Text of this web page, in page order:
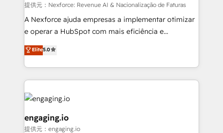
growth. 🚀 AI-Driven GTM Orchestration Unify
HubSpot with LinkedIn, WhatsApp, email, paid
media, and AI voice to drive pipeline. 🤖 AI Custom
prospecting, follow-ups, service triage, and
knowledge retrieval—built in HubSpot. ⚡ Fast-Track
advanced optimization & adoption 📍 São Paulo, BR
• Des Moines, IA • New York, NY
提供元：Nexforce: Revenue AI & Nacionalização de Faturas
A Nexforce ajuda empresas a implementar otimizar
e operar a HubSpot com mais eficiência e
previsibilidade de receita. Combinamos Revenue
Operations (RevOps) e Inteligência Artificial para
estruturar processos integrar sistemas organizar
dados e automatizar operações. O objetivo é
transformar a HubSpot em um verdadeiro sistema
operacional de receita conectando equipes
tecnologia e dados em uma operação integrada.
Também somos distribuidores oficiais da HubSpot
Elite5.0
engaging.io
提供元：engaging.io